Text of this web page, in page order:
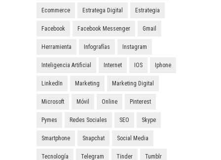
Ecommerce Estratega Digital Estrategia
Facebook Facebook Messenger Gmail
Herramienta Infografías Instagram
Inteligencia Artificial Internet IOS Iphone
LinkedIn Marketing Marketing Digital
Microsoft Móvil Online Pinterest
Pymes Redes Sociales SEO Skype
Smartphone Snapchat Social Media
Tecnología Telegram Tinder Tumblr